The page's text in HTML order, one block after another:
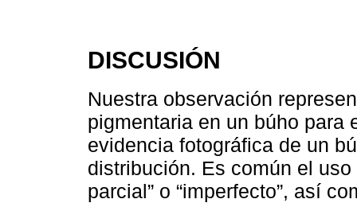
DISCUSIÓN
Nuestra observación
pigmentaria en un búho para
evidencia fotográfica de un
distribución. Es común el
parcial” o “imperfecto”, así